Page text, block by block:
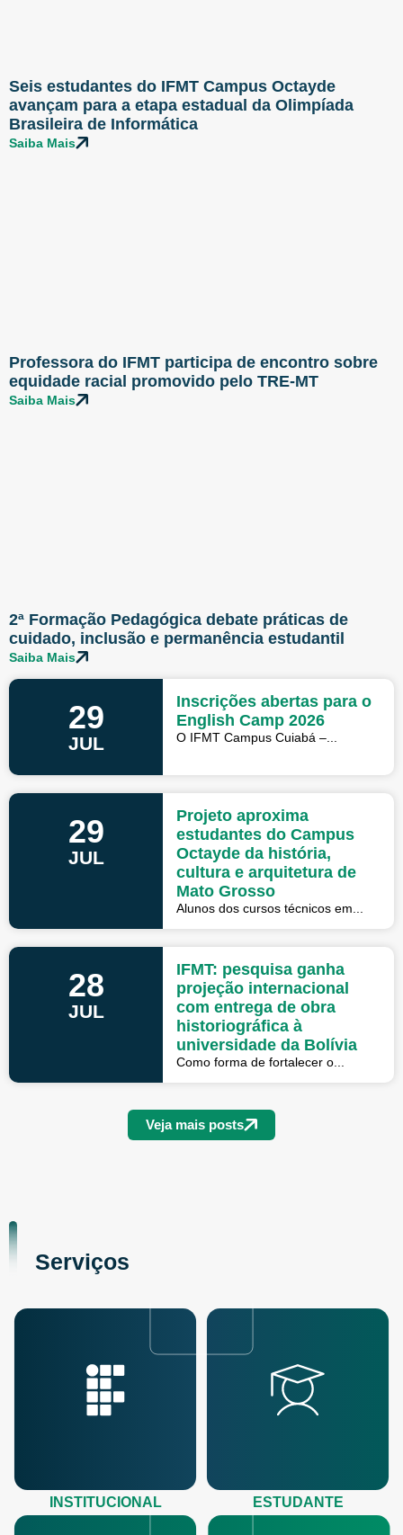
Seis estudantes do IFMT Campus Octayde
avançam para a etapa estadual da Olimpíada
Brasileira de Informática
Saiba Mais
Professora do IFMT participa de encontro sobre
equidade racial promovido pelo TRE-MT
Saiba Mais
2ª Formação Pedagógica debate práticas de
cuidado, inclusão e permanência estudantil
Saiba Mais
29
JUL
Inscrições abertas para o
English Camp 2026
O IFMT Campus Cuiabá –...
29
JUL
Projeto aproxima
estudantes do Campus
Octayde da história,
cultura e arquitetura de
Mato Grosso
Alunos dos cursos técnicos em...
28
JUL
IFMT: pesquisa ganha
projeção internacional
com entrega de obra
historiográfica à
universidade da Bolívia
Como forma de fortalecer o...
Veja mais posts
Serviços
INSTITUCIONAL ESTUDANTE